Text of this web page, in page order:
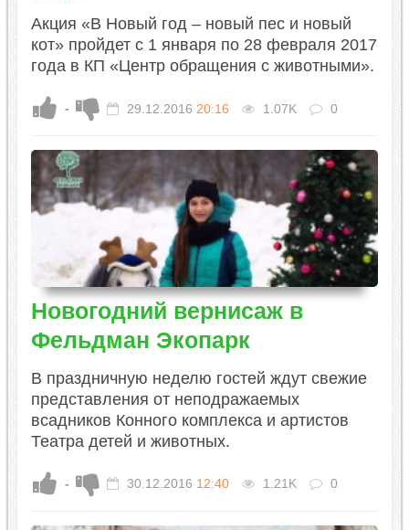
Акция «В Новый год – новый пес и новый
кот» пройдет с 1 января по 28 февраля 2017
года в КП «Центр обращения с животными».
- 29.12.2016 20:16 1.07K 0
Новогодний вернисаж в
Фельдман Экопарк
В праздничную неделю гостей ждут свежие
представления от неподражаемых
всадников Конного комплекса и артистов
Театра детей и животных.
- 30.12.2016 12:40 1.21K 0